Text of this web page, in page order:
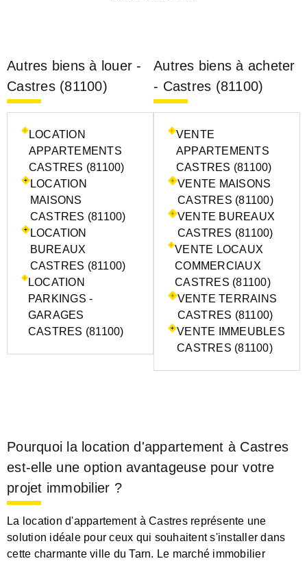
Autres biens à louer -
Castres (81100)
LOCATION
APPARTEMENTS
CASTRES (81100)
LOCATION
MAISONS
CASTRES (81100)
LOCATION
BUREAUX
CASTRES (81100)
LOCATION
PARKINGS -
GARAGES
CASTRES (81100)
Autres biens à acheter
- Castres (81100)
VENTE
APPARTEMENTS
CASTRES (81100)
VENTE MAISONS
CASTRES (81100)
VENTE BUREAUX
CASTRES (81100)
VENTE LOCAUX
COMMERCIAUX
CASTRES (81100)
VENTE TERRAINS
CASTRES (81100)
VENTE IMMEUBLES
CASTRES (81100)
Pourquoi la location d'appartement à Castres
est-elle une option avantageuse pour votre
projet immobilier ?
La location d'appartement à Castres représente une
solution idéale pour ceux qui souhaitent s'installer dans
cette charmante ville du Tarn. Le marché immobilier